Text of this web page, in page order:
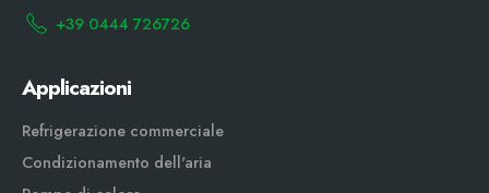
+39 0444 726726
Applicazioni
Refrigerazione commerciale
Condizionamento dell'aria